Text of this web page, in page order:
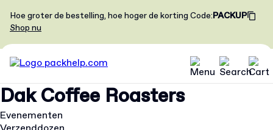
Hoe groter de bestelling, hoe hoger de korting Code:PACKUP
Shop nu
Dak Coffee Roasters
Evenementen